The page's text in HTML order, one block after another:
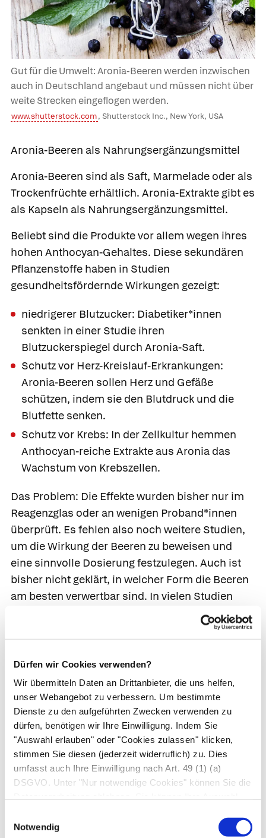
Dürfen wir Cookies verwenden?
Wir übermitteln Daten an Drittanbieter, die uns helfen,
unser Webangebot zu verbessern. Um bestimmte
Dienste zu den aufgeführten Zwecken verwenden zu
dürfen, benötigen wir Ihre Einwilligung. Indem Sie
"Auswahl erlauben" oder "Cookies zulassen" klicken,
stimmen Sie diesen (jederzeit widerruflich) zu. Dies
umfasst auch Ihre Einwilligung nach Art. 49 (1) (a)
DSGVO. Unter "Nur notwendige Cookies" können Sie die
Notwendig
Gut für die Umwelt: Aronia-Beeren werden inzwischen
auch in Deutschland angebaut und müssen nicht über
weite Strecken eingeflogen werden.
www.shutterstock.com, Shutterstock Inc., New York, USA
Aronia-Beeren als Nahrungsergänzungsmittel
Aronia-Beeren sind als Saft, Marmelade oder als
Trockenfrüchte erhältlich. Aronia-Extrakte gibt es
als Kapseln als Nahrungsergänzungsmittel.
Beliebt sind die Produkte vor allem wegen ihres
hohen Anthocyan-Gehaltes. Diese sekundären
Pflanzenstoffe haben in Studien
gesundheitsfördernde Wirkungen gezeigt:
niedrigerer Blutzucker: Diabetiker*innen
senkten in einer Studie ihren
Blutzuckerspiegel durch Aronia-Saft.
Schutz vor Herz-Kreislauf-Erkrankungen:
Aronia-Beeren sollen Herz und Gefäße
schützen, indem sie den Blutdruck und die
Blutfette senken.
Schutz vor Krebs: In der Zellkultur hemmen
Anthocyan-reiche Extrakte aus Aronia das
Wachstum von Krebszellen.
Das Problem: Die Effekte wurden bisher nur im
Reagenzglas oder an wenigen Proband*innen
überprüft. Es fehlen also noch weitere Studien,
um die Wirkung der Beeren zu beweisen und
eine sinnvolle Dosierung festzulegen. Auch ist
bisher nicht geklärt, in welcher Form die Beeren
am besten verwertbar sind. In vielen Studien
tranken die Proband*innen Saft. Doch auch
Nahrungsergänzungsmittel mit Aronia sind
Nahrungsergänzungsmittel ist aber nicht
gesetzlich geregelt. Wie viele Anthocyane im
fertigen Produkt enthalten sind, ist daher für
Verbraucher*innen nicht zu erkennen. Bis diese
Fragen geklärt sind, gilt:
Gesundheitsversprechen wie der Schutz vor
Krebs oder Herzkrankheiten, sind nicht erlaubt.
Oft sind auf den Verpackungen trotzdem
Vorsicht: Die Aussagen beziehen sich meistens